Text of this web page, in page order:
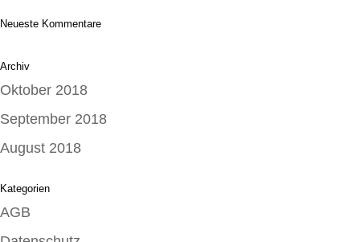
Neueste Kommentare
Archiv
Oktober 2018
September 2018
August 2018
Kategorien
AGB